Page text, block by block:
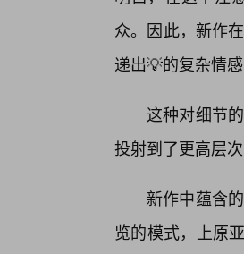
众。因此，新作
递出💡的复杂情
这种对细节
投射到了更高层
新作中蕴含
览的模式，上原